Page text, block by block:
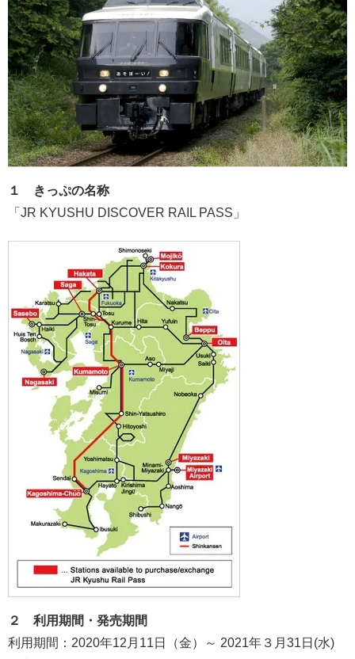
１ きっぷの名称
「JR KYUSHU DISCOVER RAIL PASS」
２ 利用期間・発売期間
利用期間：2020年12月11日（金）～ 2021年３月31日(水)